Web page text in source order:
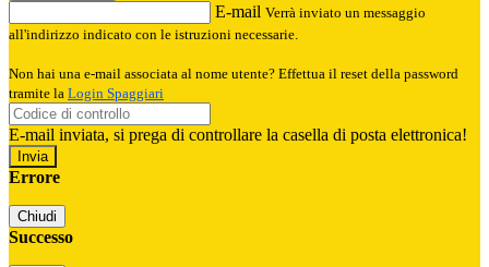
E-mail Verrà inviato un messaggio
all'indirizzo indicato con le istruzioni necessarie.
Non hai una e-mail associata al nome utente? Effettua il reset della password
tramite la Login Spaggiari
E-mail inviata, si prega di controllare la casella di posta elettronica!
Errore
Chiudi
Successo